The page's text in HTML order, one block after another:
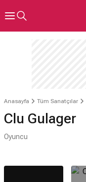
Anasayfa Tüm Sanatçılar
Clu Gulager
Oyuncu